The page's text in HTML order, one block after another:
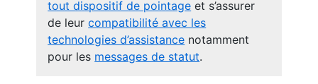
tout dispositif de pointage et s’assurer
de leurcompatibilité avec les
technologies d’assistance notamment
pour les messages de statut.